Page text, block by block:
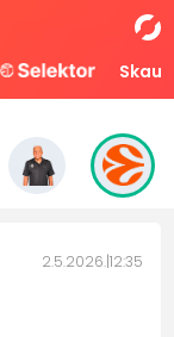
Skaut
2.5.2026. 12:35